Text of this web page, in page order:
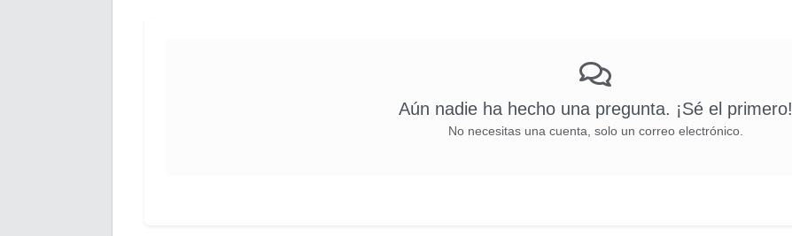
Aún nadie ha hecho una pregunta. ¡Sé el primero!
No necesitas una cuenta, solo un correo electrónico.